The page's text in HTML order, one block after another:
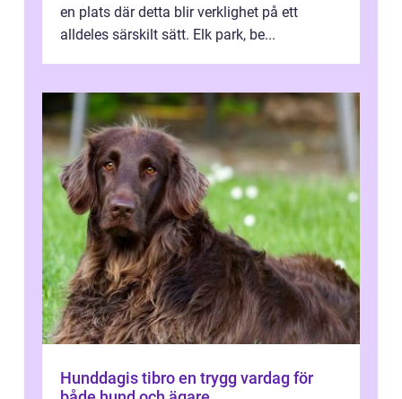
en plats där detta blir verklighet på ett
alldeles särskilt sätt. Elk park, be...
Hunddagis tibro en trygg vardag för